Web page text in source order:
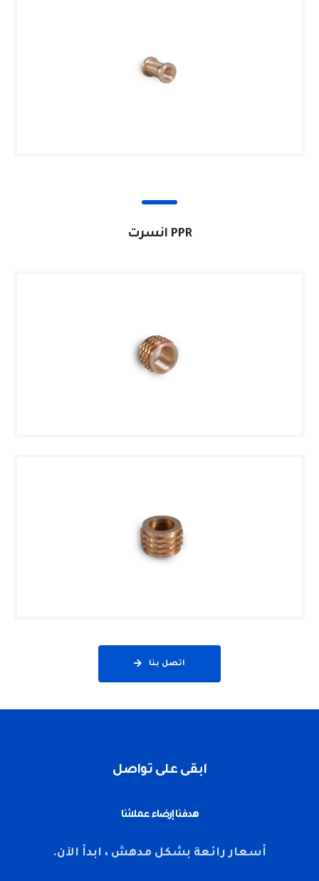
PPR انسرت
اتصل بنا
ابقى على تواصل
هدفنا إرضاء عملائنا
أسعار رائعة بشكل مدهش ، ابدأ الآن.